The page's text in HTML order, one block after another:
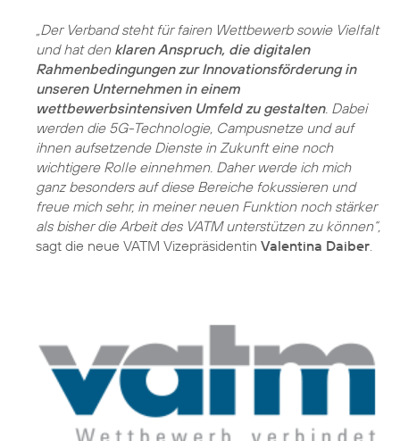
„Der Verband steht für fairen Wettbewerb sowie Vielfalt
und hat den klaren Anspruch, die digitalen
Rahmenbedingungen zur Innovationsförderung in
unseren Unternehmen in einem
wettbewerbsintensiven Umfeld zu gestalten. Dabei
werden die 5G-Technologie, Campusnetze und auf
ihnen aufsetzende Dienste in Zukunft eine noch
wichtigere Rolle einnehmen. Daher werde ich mich
ganz besonders auf diese Bereiche fokussieren und
freue mich sehr, in meiner neuen Funktion noch stärker
als bisher die Arbeit des VATM unterstützen zu können“,
sagt die neue VATM Vizepräsidentin Valentina Daiber